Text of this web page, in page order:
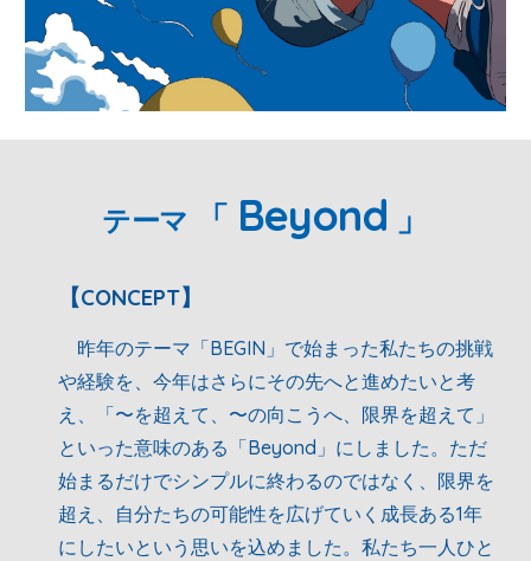
テーマ 「 Beyond 」
【CONCEPT】
昨年のテーマ「BEGIN」で始まった私たちの挑戦
や経験を、今年はさらにその先へと進めたいと考
え、「〜を超えて、〜の向こうへ、限界を超えて」
といった意味のある「Beyond」にしました。ただ
始まるだけでシンプルに終わるのではなく、限界を
超え、自分たちの可能性を広げていく成長ある1年
にしたいという思いを込めました。私たち一人ひと